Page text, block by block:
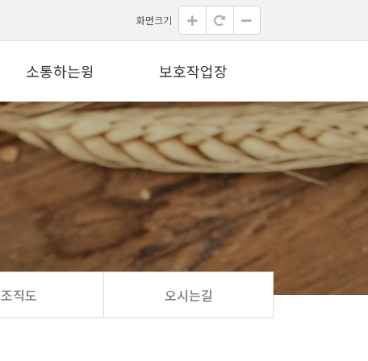
화면크기
소통하는윙 보호작업장
조직도 오시는길